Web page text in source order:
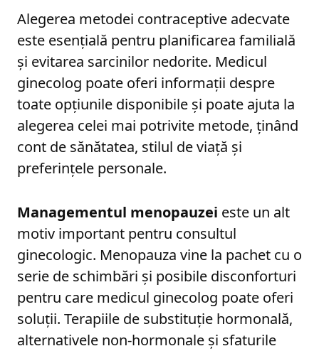
Alegerea metodei contraceptive adecvate
este esențială pentru planificarea familială
și evitarea sarcinilor nedorite. Medicul
ginecolog poate oferi informații despre
toate opțiunile disponibile și poate ajuta la
alegerea celei mai potrivite metode, ținând
cont de sănătatea, stilul de viață și
preferințele personale.
Managementul menopauzei este un alt
motiv important pentru consultul
ginecologic. Menopauza vine la pachet cu o
serie de schimbări și posibile disconforturi
pentru care medicul ginecolog poate oferi
soluții. Terapiile de substituție hormonală,
alternativele non-hormonale și sfaturile